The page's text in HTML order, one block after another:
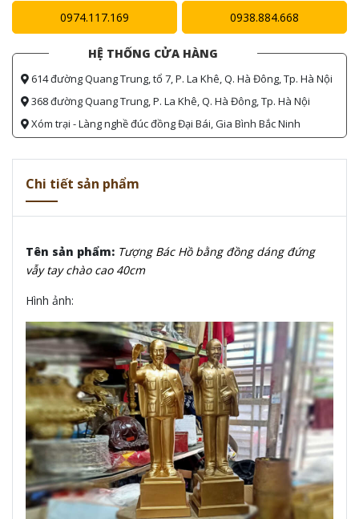
0974.117.169 0938.884.668
HỆ THỐNG CỬA HÀNG
614 đường Quang Trung, tổ 7, P. La Khê, Q. Hà Đông, Tp. Hà Nội
368 đường Quang Trung, P. La Khê, Q. Hà Đông, Tp. Hà Nội
Xóm trại - Làng nghề đúc đồng Đại Bái, Gia Bình Bắc Ninh
Chi tiết sản phẩm
Tên sản phẩm: Tượng Bác Hồ bằng đồng dáng đứng
vẫy tay chào cao 40cm
Hình ảnh: